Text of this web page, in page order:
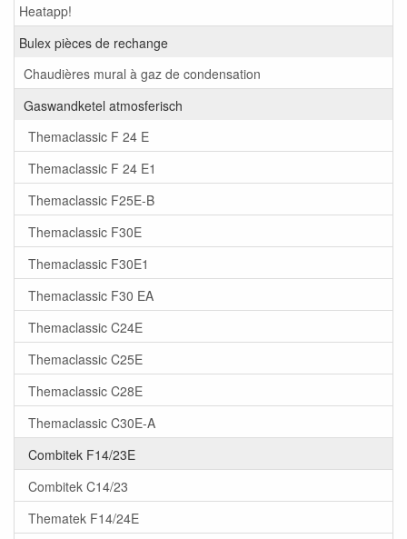
Heatapp!
Bulex pièces de rechange
Chaudières mural à gaz de condensation
Gaswandketel atmosferisch
Themaclassic F 24 E
Themaclassic F 24 E1
Themaclassic F25E-B
Themaclassic F30E
Themaclassic F30E1
Themaclassic F30 EA
Themaclassic C24E
Themaclassic C25E
Themaclassic C28E
Themaclassic C30E-A
Combitek F14/23E
Combitek C14/23
Thematek F14/24E